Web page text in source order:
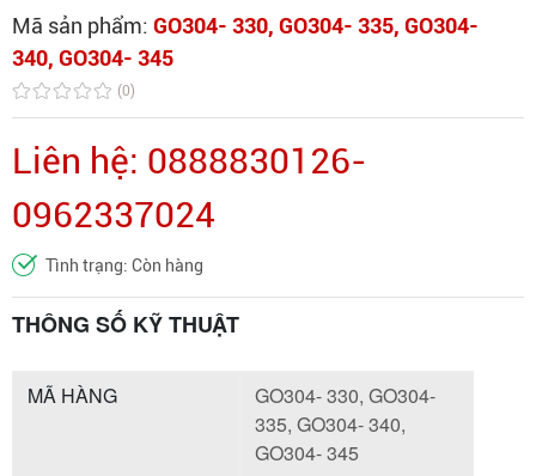
Mã sản phẩm: GO304- 330, GO304- 335, GO304-
340, GO304- 345
(0)
Liên hệ: 0888830126-
0962337024
Tình trạng: Còn hàng
THÔNG SỐ KỸ THUẬT
MÃ HÀNG
GO304- 330, GO304-
335, GO304- 340,
GO304- 345